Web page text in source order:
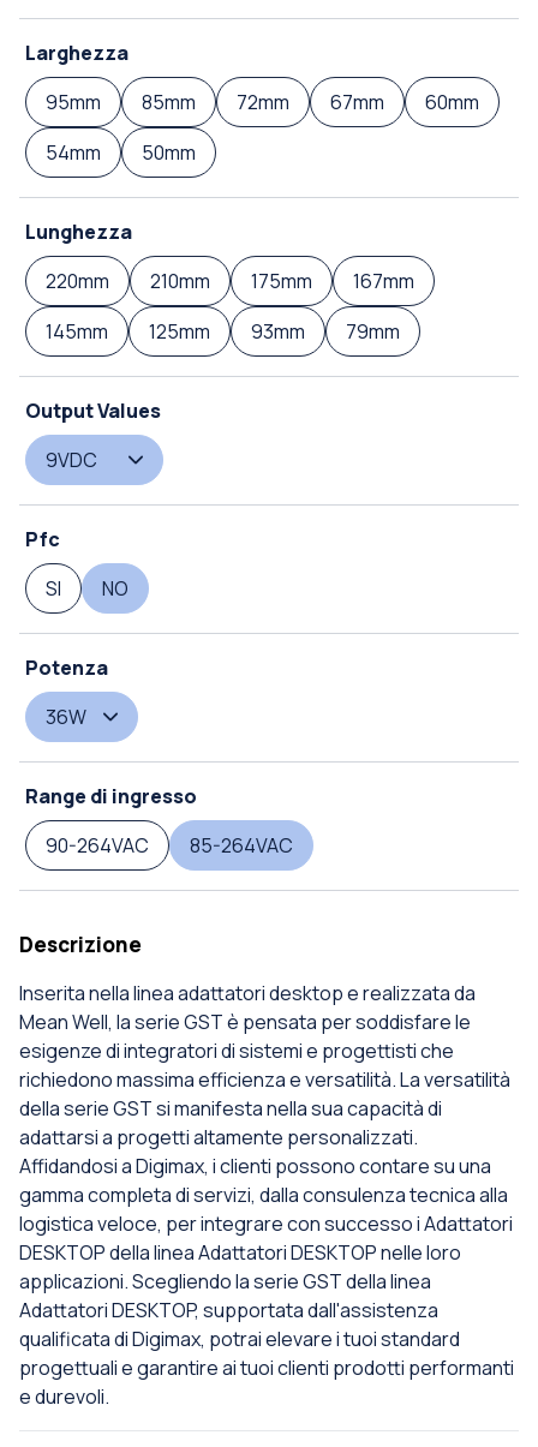
Larghezza
95mm
85mm 72mm 67mm
60mm
54mm
50mm
Lunghezza
220mm
210mm 175mm
167mm
145mm
125mm 93mm 79mm
Output Values
9VDC
Pfc
SI
NO
Potenza
36W
Range di ingresso
90-264VAC
85-264VAC
Descrizione
Inserita nella linea adattatori desktop e realizzata da
Mean Well, la serie GST è pensata per soddisfare le
esigenze di integratori di sistemi e progettisti che
richiedono massima efficienza e versatilità. La versatilità
della serie GST si manifesta nella sua capacità di
adattarsi a progetti altamente personalizzati.
Affidandosi a Digimax, i clienti possono contare su una
gamma completa di servizi, dalla consulenza tecnica alla
logistica veloce, per integrare con successo i Adattatori
DESKTOP della linea Adattatori DESKTOP nelle loro
applicazioni. Scegliendo la serie GST della linea
Adattatori DESKTOP, supportata dall'assistenza
qualificata di Digimax, potrai elevare i tuoi standard
progettuali e garantire ai tuoi clienti prodotti performanti
e durevoli.